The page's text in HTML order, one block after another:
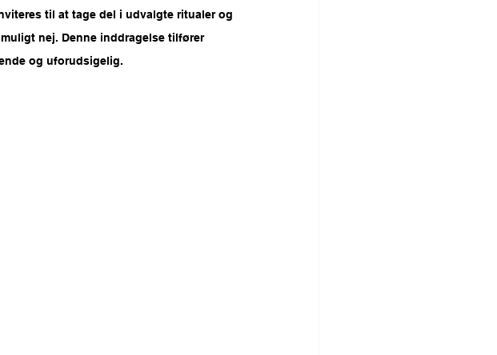
til at tage del i udvalgte ritualer og
nej. Denne inddragelse tilfører
og uforudsigelig.